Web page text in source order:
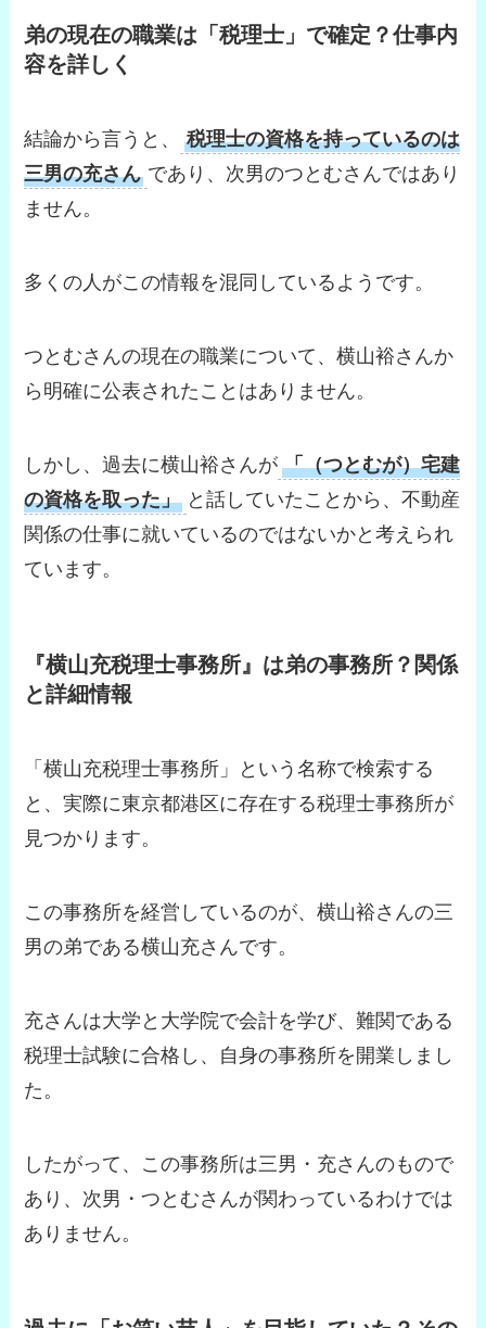
弟の現在の職業は「税理士」で確定？仕事内
容を詳しく
結論から言うと、
税理士の資格を持っているのは
三男の充さん であり、次男のつとむさんではあり
ません。
多くの人がこの情報を混同しているようです。
つとむさんの現在の職業について、横山裕さんか
ら明確に公表されたことはありません。
しかし、過去に横山裕さんが 「（つとむが）宅建
の資格を取った」 と話していたことから、不動産
関係の仕事に就いているのではないかと考えられ
ています。
『横山充税理士事務所』は弟の事務所？関係
と詳細情報
「横山充税理士事務所」という名称で検索する
と、実際に東京都港区に存在する税理士事務所が
見つかります。
この事務所を経営しているのが、横山裕さんの三
男の弟である横山充さんです。
充さんは大学と大学院で会計を学び、難関である
税理士試験に合格し、自身の事務所を開業しまし
た。
したがって、この事務所は三男・充さんのもので
あり、次男・つとむさんが関わっているわけでは
ありません。